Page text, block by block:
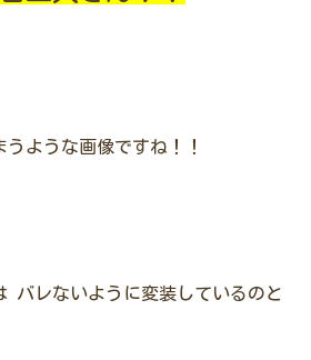
ような画像ですね！！
バレないように変装しているのと